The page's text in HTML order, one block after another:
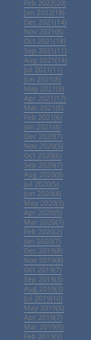
Feb 2022(20)
Jan 2022(18)
Dec 2021(14)
Nov 2021(8)
Oct 2021(18)
Sep 2021(11)
Aug 2021(14)
Jul 2021(11)
Jun 2021(8)
May 2021(9)
Apr 2021(17)
Mar 2021(5)
Feb 2021(6)
Jan 2021(4)
Dec 2020(7)
Nov 2020(5)
Oct 2020(6)
Sep 2020(7)
Aug 2020(9)
Jul 2020(5)
Jun 2020(4)
May 2020(3)
Apr 2020(5)
Mar 2020(7)
Feb 2020(2)
Jan 2020(7)
Dec 2019(8)
Nov 2019(8)
Oct 2019(7)
Sep 2019(3)
Aug 2019(3)
Jul 2019(10)
May 2019(5)
Apr 2019(7)
Mar 2019(5)
Feb 2019(3)